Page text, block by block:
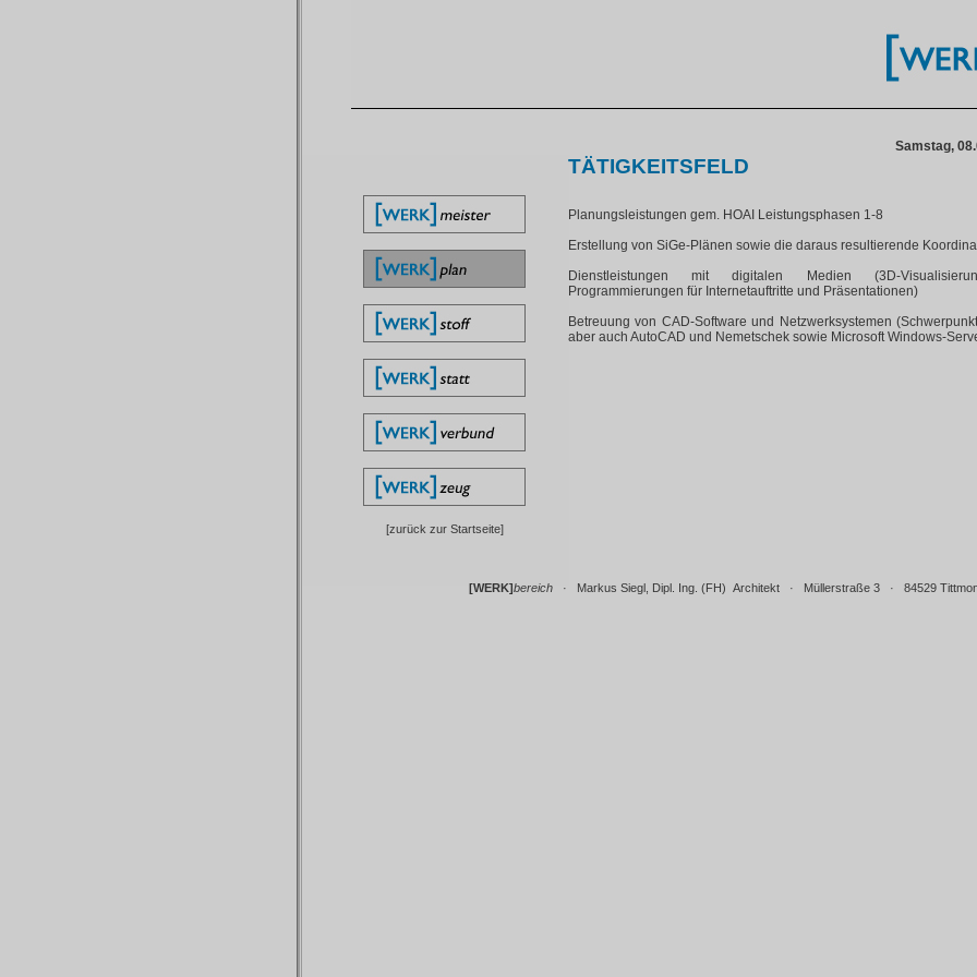
Samstag,
[zurück zur Startseite]
TÄTIGKEITSFELD
Planungsleistungen gem. HOAI Leistungsphasen 1-8
Erstellung von SiGe-Plänen sowie die daraus resultierende
Dienstleistungen mit digitalen Medien (3D-
Programmierungen für Internetauftritte und Präsentationen)
Betreuung von CAD-Software und Netzwerksystemen
aber auch AutoCAD und Nemetschek sowie Microsoft Windows-
[WERK]bereich · Markus Siegl, Dipl. Ing. (FH) Architekt · Müllerstraße 3 · 84529